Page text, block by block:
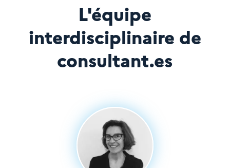
L'équipe
interdisciplinaire de
consultant.es